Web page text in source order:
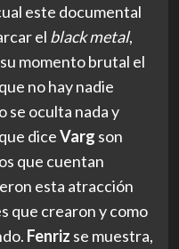
este documental
el black metal,
momento brutal el
no hay nadie
se oculta nada y
diceVarg son
que cuentan
esta atracción
que crearon y como
Fenriz se muestra,